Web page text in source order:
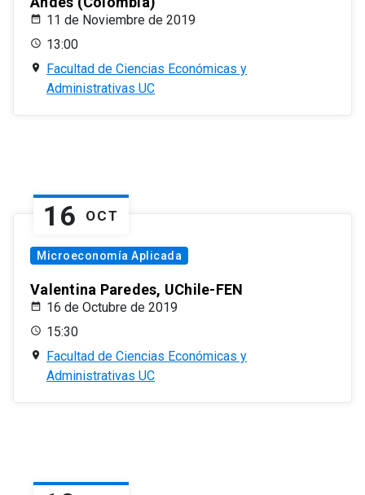
11 de Noviembre de 2019
13:00
Facultad de Ciencias Económicas y
Administrativas UC
16 OCT
Microeconomía Aplicada
Valentina Paredes, UChile-FEN
16 de Octubre de 2019
15:30
Facultad de Ciencias Económicas y
Administrativas UC